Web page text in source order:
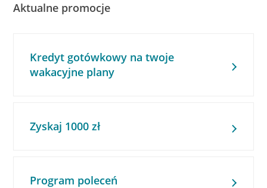
Aktualne promocje
Kredyt gotówkowy na twoje
wakacyjne plany
Zyskaj 1000 zł
Program poleceń